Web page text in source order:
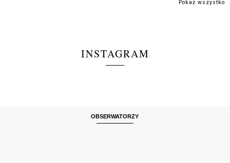
Pokaż wszystko
INSTAGRAM
OBSERWATORZY